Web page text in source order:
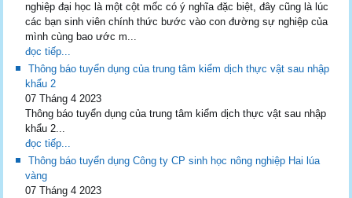
nghiệp đại học là một cột mốc có ý nghĩa đặc biệt, đây cũng là lúc
các bạn sinh viên chính thức bước vào con đường sự nghiệp của
mình cùng bao ước m...
đọc tiếp...
Thông báo tuyển dụng của trung tâm kiểm dịch thực vật sau nhập
khẩu 2
07 Tháng 4 2023
Thông báo tuyển dụng của trung tâm kiểm dịch thực vật sau nhập
khẩu 2...
đọc tiếp...
Thông báo tuyển dụng Công ty CP sinh học nông nghiệp Hai lúa
vàng
07 Tháng 4 2023